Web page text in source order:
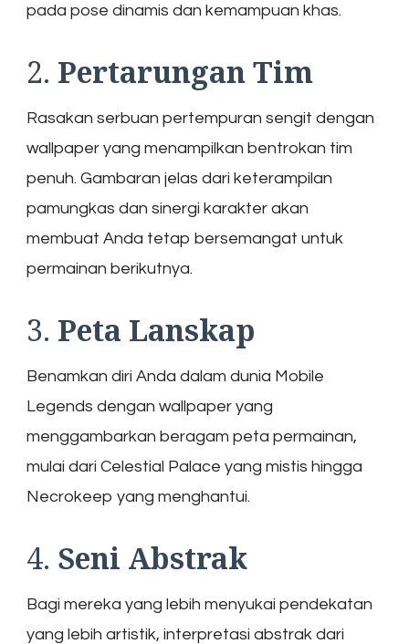
pada pose dinamis dan kemampuan khas.
2. Pertarungan Tim
Rasakan serbuan pertempuran sengit dengan
wallpaper yang menampilkan bentrokan tim
penuh. Gambaran jelas dari keterampilan
pamungkas dan sinergi karakter akan
membuat Anda tetap bersemangat untuk
permainan berikutnya.
3. Peta Lanskap
Benamkan diri Anda dalam dunia Mobile
Legends dengan wallpaper yang
menggambarkan beragam peta permainan,
mulai dari Celestial Palace yang mistis hingga
Necrokeep yang menghantui.
4. Seni Abstrak
Bagi mereka yang lebih menyukai pendekatan
yang lebih artistik, interpretasi abstrak dari